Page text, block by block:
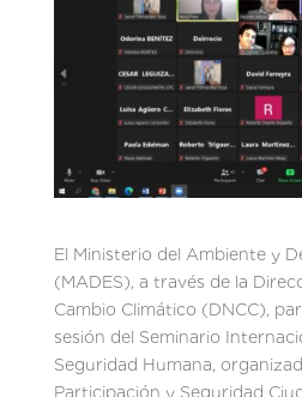
El Ministerio del Ambiente y
(MADES), a través de la
Cambio Climático (DNCC),
sesión del Seminario
Seguridad Humana,
Participación y Seguridad